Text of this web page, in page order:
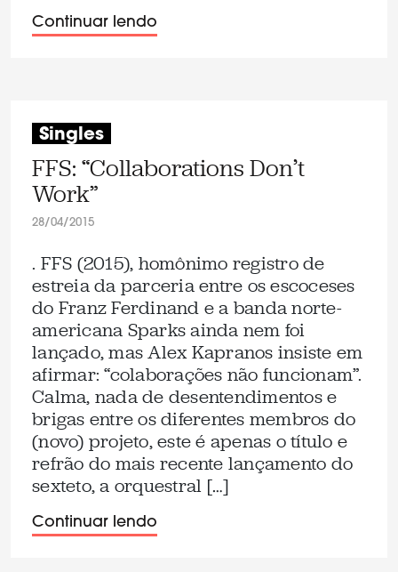
Continuar lendo
Singles
FFS: “Collaborations Don’t
Work”
28/04/2015
. FFS (2015), homônimo registro de
estreia da parceria entre os escoceses
do Franz Ferdinand e a banda norte-
americana Sparks ainda nem foi
lançado, mas Alex Kapranos insiste em
afirmar: “colaborações não funcionam”.
Calma, nada de desentendimentos e
brigas entre os diferentes membros do
(novo) projeto, este é apenas o título e
refrão do mais recente lançamento do
sexteto, a orquestral […]
Continuar lendo